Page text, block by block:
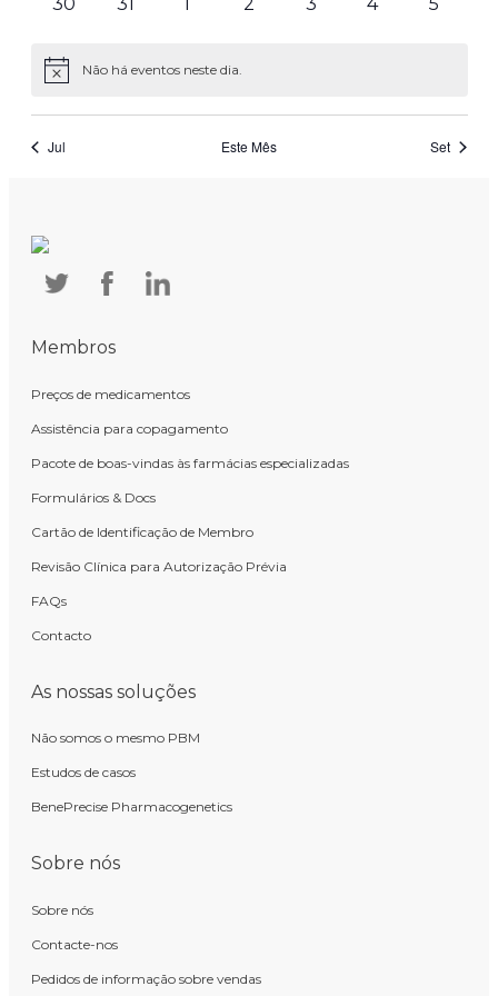
Aviso Não há eventos neste dia.
Jul Este Mês Set
Membros
Preços de medicamentos
Assistência para copagamento
Pacote de boas-vindas às farmácias especializadas
Formulários & Docs
Cartão de Identificação de Membro
Revisão Clínica para Autorização Prévia
FAQs
Contacto
As nossas soluções
Não somos o mesmo PBM
Estudos de casos
BenePrecise Pharmacogenetics
Sobre nós
Sobre nós
Contacte-nos
Pedidos de informação sobre vendas